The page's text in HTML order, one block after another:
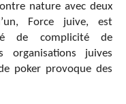
nature avec deux
Force juive, est
de complicité de
organisations juives
poker provoque des